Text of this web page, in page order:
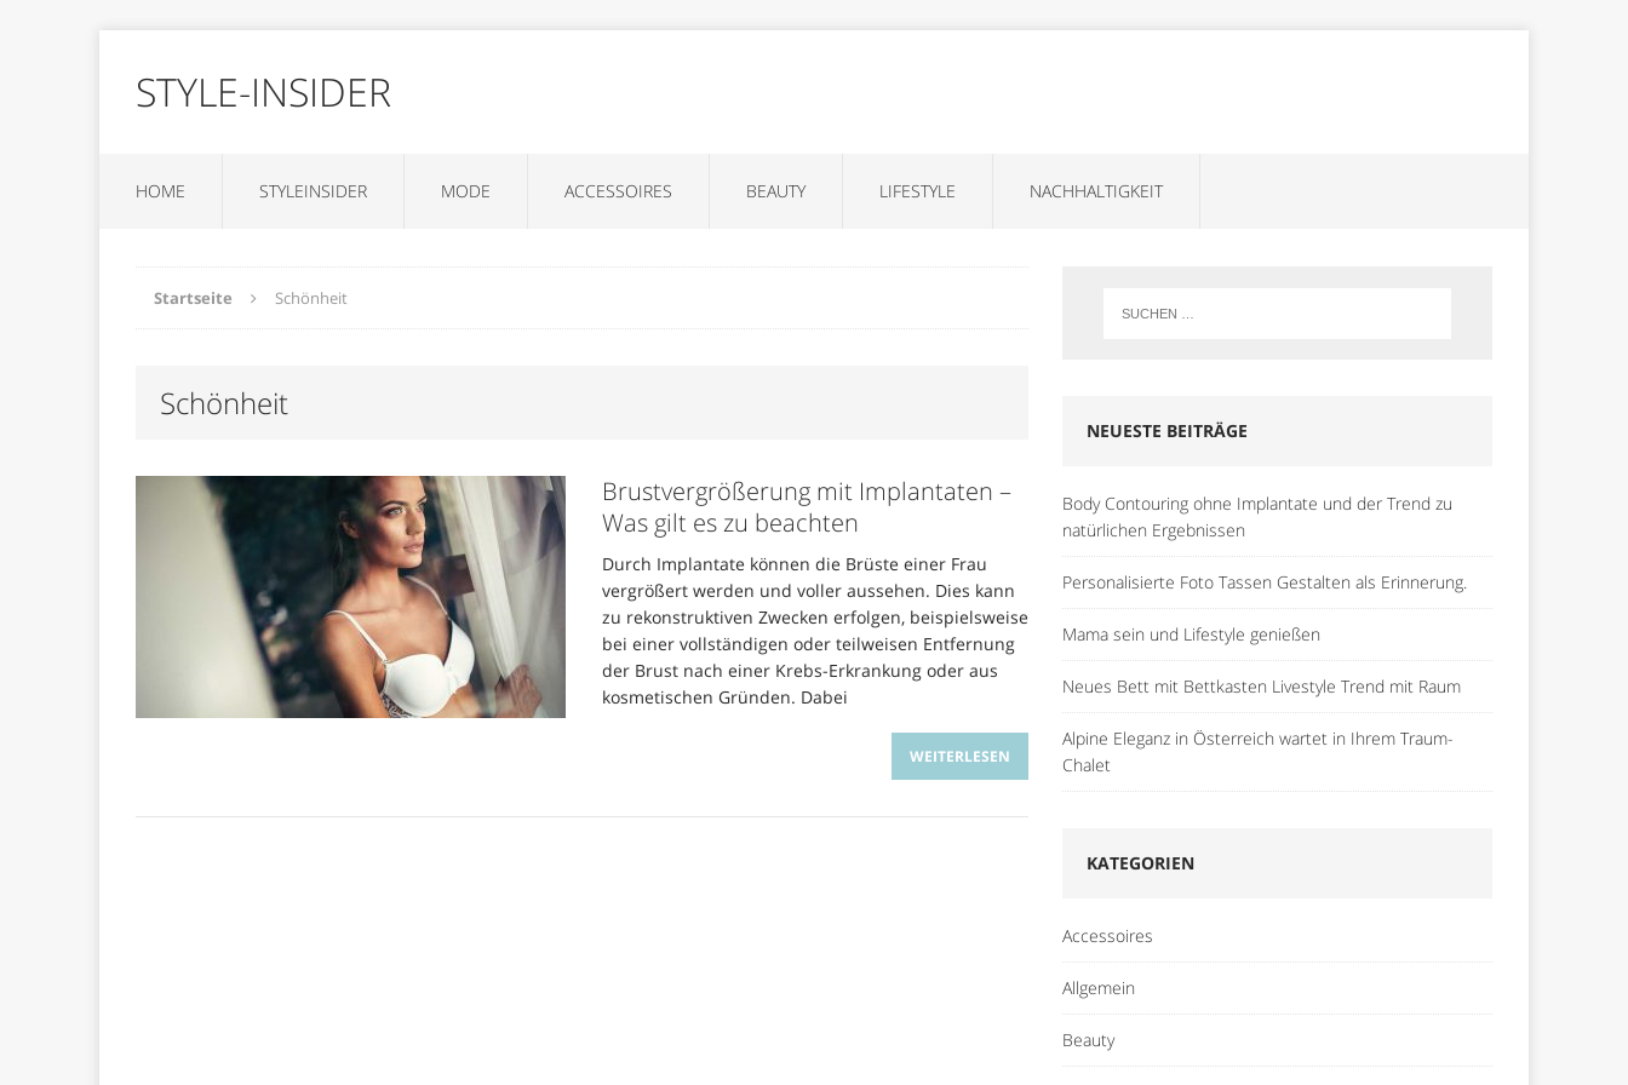
STYLE-INSIDER
HOME STYLEINSIDER MODE ACCESSOIRES BEAUTY LIFESTYLE NACHHALTIGKEIT
Startseite Schönheit
Schönheit
Brustvergrößerung mit Implantaten –
Was gilt es zu beachten
Durch Implantate können die Brüste einer Frau
vergrößert werden und voller aussehen. Dies kann
zu rekonstruktiven Zwecken erfolgen, beispielsweise
bei einer vollständigen oder teilweisen Entfernung
der Brust nach einer Krebs-Erkrankung oder aus
kosmetischen Gründen. Dabei
WEITERLESEN
NEUESTE BEITRÄGE
Body Contouring ohne Implantate und der Trend zu
natürlichen Ergebnissen
Personalisierte Foto Tassen Gestalten als Erinnerung.
Mama sein und Lifestyle genießen
Neues Bett mit Bettkasten Livestyle Trend mit Raum
Alpine Eleganz in Österreich wartet in Ihrem Traum-
Chalet
KATEGORIEN
Accessoires
Allgemein
Beauty